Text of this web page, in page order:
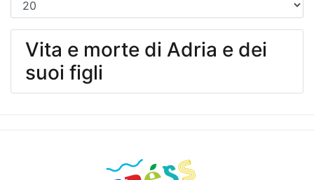
Vita e morte di Adria e dei
suoi figli